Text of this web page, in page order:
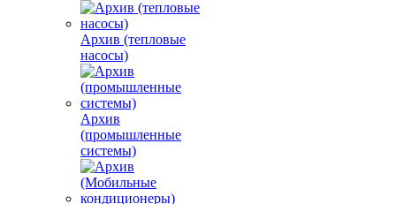
Архив (тепловые
насосы)
Архив
(промышленные
системы)